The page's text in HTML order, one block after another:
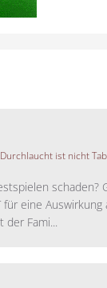
ist nicht
schaden?
eine Auswirkung
der Fami...